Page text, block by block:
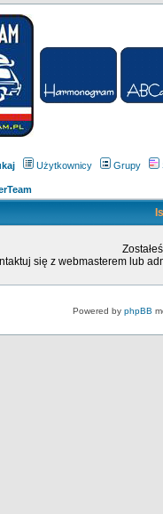
Użytkownicy Grupy
się z webmasterem lub
Powered by phpBB